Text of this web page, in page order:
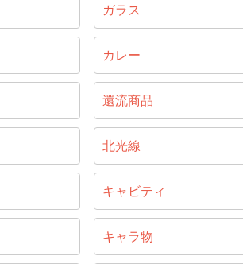
ガラス
カレー
還流商品
北光線
キャビティ
キャラ物